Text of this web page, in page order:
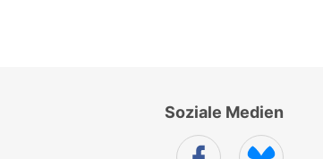
Soziale Medien